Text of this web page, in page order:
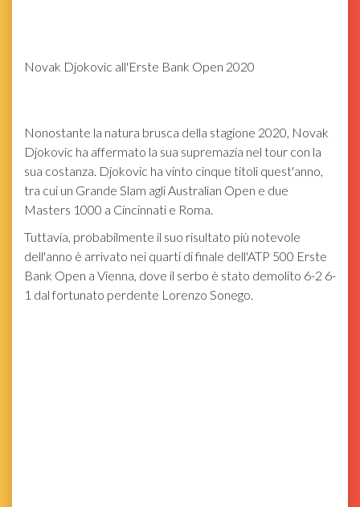
Novak Djokovic all'Erste Bank Open 2020
Nonostante la natura brusca della stagione 2020, Novak
Djokovic ha affermato la sua supremazia nel tour con la
sua costanza. Djokovic ha vinto cinque titoli quest'anno,
tra cui un Grande Slam agli Australian Open e due
Masters 1000 a Cincinnati e Roma.
Tuttavia, probabilmente il suo risultato più notevole
dell'anno è arrivato nei quarti di finale dell'ATP 500 Erste
Bank Open a Vienna, dove il serbo è stato demolito 6-2 6-
1 dal fortunato perdente Lorenzo Sonego.